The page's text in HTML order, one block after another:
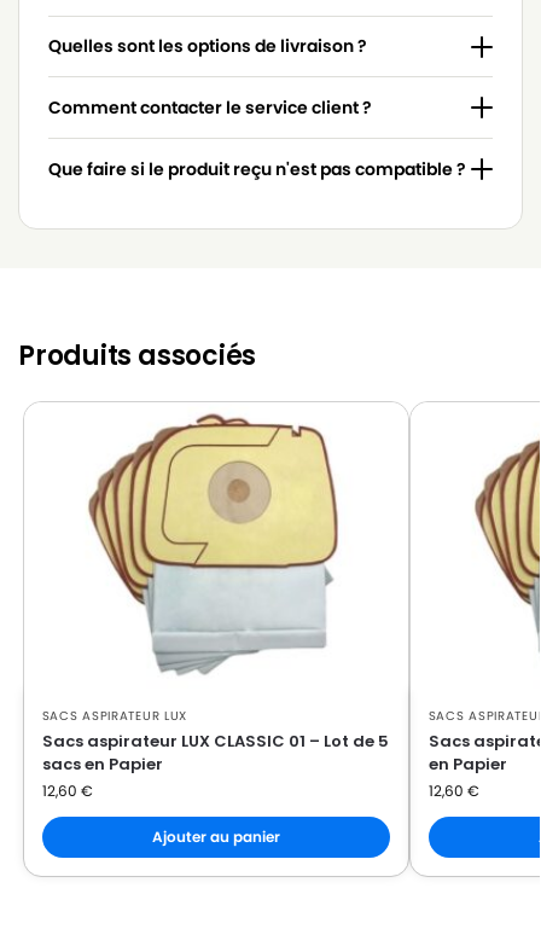
LUX
LUX D745
Quelles sont les options de livraison ?
Comment contacter le service client ?
Que faire si le produit reçu n'est pas compatible ?
Produits associés
SACS ASPIRATEUR LUX
Sacs aspirateur LUX CLASSIC 01 – Lot de 5
sacs en Papier
12,60 €
Ajouter au panier
SACS
Sacs
en Papier
12,60 €